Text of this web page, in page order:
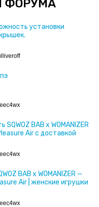
ФОРУМА
установки
SQWOZ BAB x WOMANIZER
Air с доставкой
BAB x WOMANIZER —
Air | женские игрушки